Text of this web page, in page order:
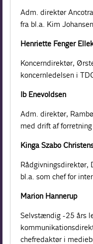
Adm. direktør
fra bl.a. Kim
Henriette Fenger
Koncerndirektør,
koncernledelsen i
Ib Enevoldsen
Adm. direktør,
med drift af
Kinga Szabo
Rådgivningsdirektør,
bl.a. som chef for
Marion Hannerup
Selvstændig - 25 års
chefredaktør i